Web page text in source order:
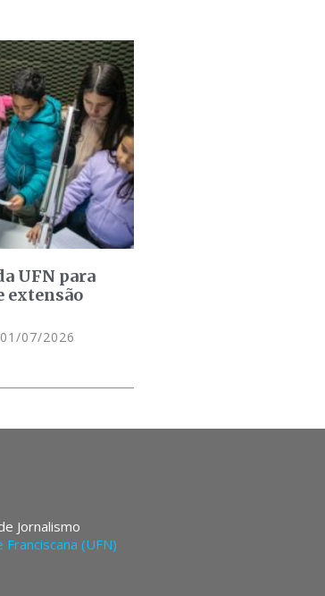
UFN para
extensão
01/07/2026
Jornalismo
(UFN)